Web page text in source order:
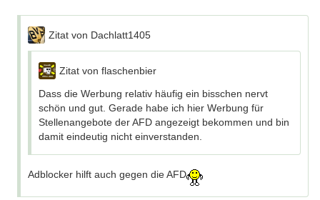
Zitat von Dachlatt1405
Zitat von flaschenbier
Dass die Werbung relativ häufig ein bisschen nervt
schön und gut. Gerade habe ich hier Werbung für
Stellenangebote der AFD angezeigt bekommen und bin
damit eindeutig nicht einverstanden.
Adblocker hilft auch gegen die AFD